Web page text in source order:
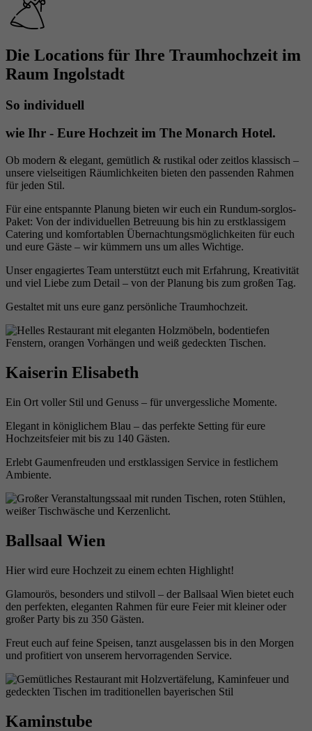
Die Locations für Ihre Traumhochzeit im
Raum Ingolstadt
So individuell
wie Ihr - Eure Hochzeit im The Monarch Hotel.
Ob modern & elegant, gemütlich & rustikal oder zeitlos klassisch –
unsere vielseitigen Räumlichkeiten bieten den passenden Rahmen
für jeden Stil.
Für eine entspannte Planung bieten wir euch ein Rundum-sorglos-
Paket: Von der individuellen Betreuung bis hin zu erstklassigem
Catering und komfortablen Übernachtungsmöglichkeiten für euch
und eure Gäste – wir kümmern uns um alles Wichtige.
Unser engagiertes Team unterstützt euch mit Erfahrung, Kreativität
und viel Liebe zum Detail – von der Planung bis zum großen Tag.
Gestaltet mit uns eure ganz persönliche Traumhochzeit.
Kaiserin Elisabeth
Ein Ort voller Stil und Genuss – für unvergessliche Momente.
Elegant in königlichem Blau – das perfekte Setting für eure
Hochzeitsfeier mit bis zu 140 Gästen.
Erlebt Gaumenfreuden und erstklassigen Service in festlichem
Ambiente.
Ballsaal Wien
Hier wird eure Hochzeit zu einem echten Highlight!
Glamourös, besonders und stilvoll – der Ballsaal Wien bietet euch
den perfekten, eleganten Rahmen für eure Feier mit kleiner oder
großer Party bis zu 350 Gästen.
Freut euch auf feine Speisen, tanzt ausgelassen bis in den Morgen
und profitiert von unserem hervorragenden Service.
Kaminstube